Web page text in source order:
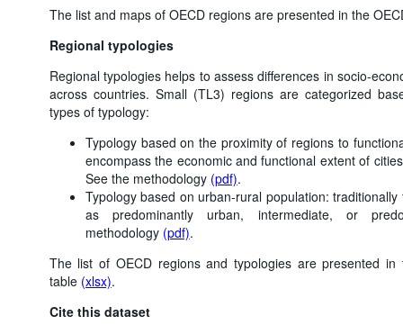
The list and maps of OECD regions are presented in the
Regional typologies
Regional typologies helps to assess differences in socio-
across countries. Small (TL3) regions are categorized
types of typology:
Typology based on the proximity of regions to
encompass the economic and functional extent of
See the methodology (pdf).
Typology based on urban-rural population:
as predominantly urban, intermediate, or
methodology (pdf).
The list of OECD regions and typologies are presented in
table (xlsx).
Cite this dataset